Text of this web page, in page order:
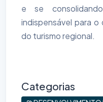
e se
indispensável para
do turismo regional.
Categorias